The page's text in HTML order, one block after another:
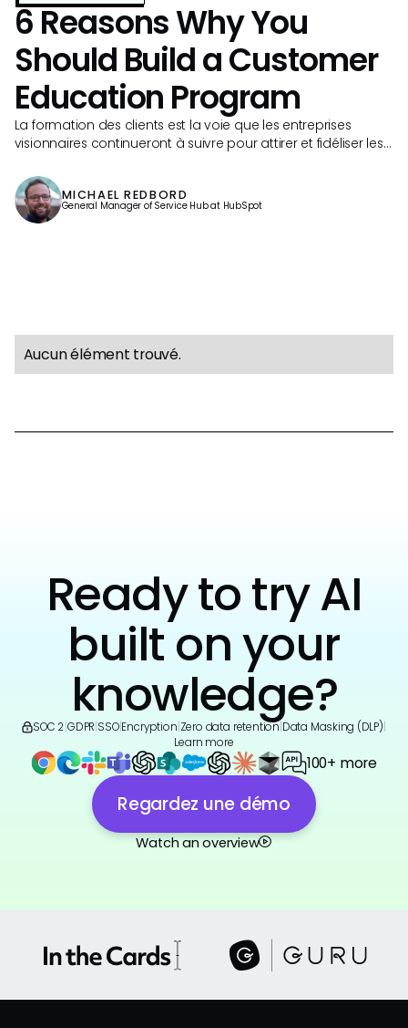
6 Reasons Why You
Should Build a Customer
Education Program
La formation des clients est la voie que les entreprises
visionnaires continueront à suivre pour attirer et fidéliser les
programmes de formation des clients aident les entreprises
à attirer des visiteurs sur le site via la recherche et aident les
clients à s'aider
MICHAEL REDBORD
General Manager of Service Hub at HubSpot
Aucun élément trouvé.
Ready to try AI
built on your
knowledge?
SOC 2 GDPR SSO|Encryption Zero data retention Data Masking (DLP)
Learn more
100+ more
Regardez une démo
Watch an overview